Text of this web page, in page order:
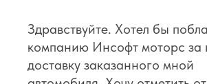
Здравствуйте. Хотел бы
компанию Инсофт моторс за
доставку заказанного мной